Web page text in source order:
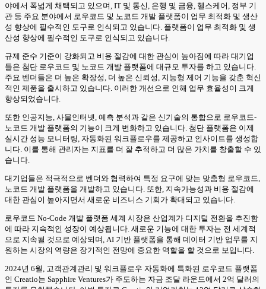
야에서 폭넓게 채택되고 있으며, IT 및 통신, 은행 및 금융, 헬스케어, 정부 기
관 등 주요 분야에서 로우코드 및 노코드 개발 플랫폼이 업무 최적화 및 생산
성 향상에 필수적인 도구로 인식되고 있습니다. 플랫폼이 업무 최적화 및 생
산성 향상에 필수적인 도구로 인식되고 있습니다.
규제 준수 기준이 강화되고 비용 절감에 대한 관심이 높아짐에 따라 대기업
들은 첨단 로우코드 및 노코드 개발 플랫폼에 대규모 투자를 하고 있습니다.
주요 벤더들은 더 높은 확장성, 더 높은 신뢰성, 지능형 제어 기능을 갖춘 혁신
적인 제품을 출시하고 있습니다. 이러한 개선으로 인해 업무 효율성이 크게
향상되었습니다.
또한 인공지능, 사물인터넷, 예측 분석과 같은 신기술의 통합으로 로우코드-
노코드 개발 플랫폼의 기능이 크게 변화하고 있습니다. 첨단 플랫폼은 이제
실시간 성능 모니터링, 자동화된 워크플로우를 제공하고 인사이트를 생성합
니다. 이를 통해 관리자는 지표를 더 잘 추적하고 더 많은 가치를 창출할 수 있
습니다.
대기업들은 적극적으로 벤더와 협력하여 특정 요구에 맞는 맞춤형 로우코드,
노코드 개발 플랫폼을 개발하고 있습니다. 또한, 지속가능성과 비용 절감에
대한 관심이 높아지면서 새로운 비즈니스 기회가 확대되고 있습니다.
로우코드 No-Code 개발 플랫폼 세계 시장은 산업계가 디지털 전환을 추진함
에 따라 지속적인 성장이 예상됩니다. 새로운 기능에 대한 투자는 전 세계적
으로 지속될 것으로 예상되며, AI 기반 플랫폼을 통해 데이터 기반 업무를 지
원하는 시장의 역량은 장기적인 전망에 중요한 역할을 할 것으로 보입니다.
2024년 6월, 고객관계관리 및 워크플로우 자동화에 특화된 로우코드 플랫폼
인 Creatio는 Sapphire Ventures가 주도하는 자금 조달 라운드에서 2억 달러의